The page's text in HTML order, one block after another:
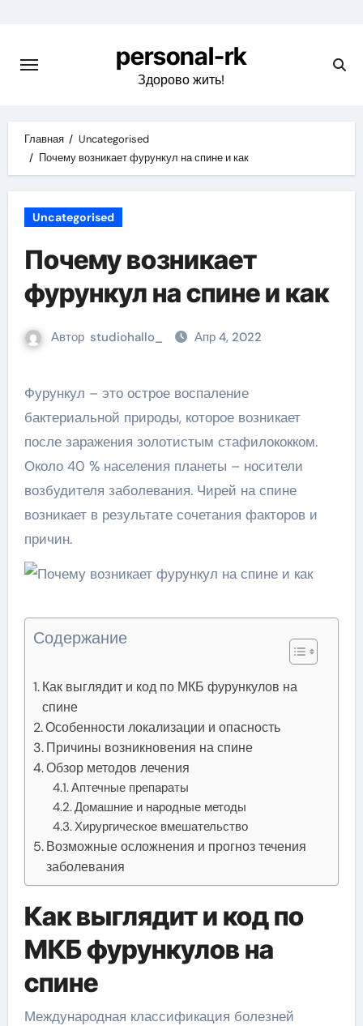
содержимому
personal-rk
Здорово жить!
Главная
Uncategorised
Почему возникает фурункул на спине и как
Uncategorised
Почему возникает
фурункул на спине и как
Автор studiohallo_ Апр 4, 2022
Фурункул – это острое воспаление
бактериальной природы, которое возникает
после заражения золотистым стафилококком.
Около 40 % населения планеты – носители
возбудителя заболевания. Чирей на спине
возникает в результате сочетания факторов и
причин.
Содержание
Как выглядит и код по МКБ фурункулов на
спине
Особенности локализации и опасность
Причины возникновения на спине
Обзор методов лечения
Аптечные препараты
Домашние и народные методы
Хирургическое вмешательство
Возможные осложнения и прогноз течения
заболевания
Как выглядит и код по
МКБ фурункулов на
спине
Международная классификация болезней